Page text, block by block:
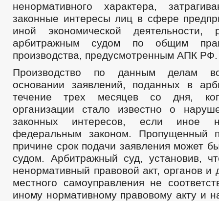
ненормативного характера,
законные интересы лиц в сфере
иной экономической деятельности,
арбитражным судом по общим
производства, предусмотренным АПК РФ.
Производство по данным делам
основании заявлений, поданных в
течение трех месяцев со дня,
организации стало известно о
законных интересов, если иное
федеральным законом. Пропущенный
причине срок подачи заявления может
судом. Арбитражный суд, установив,
ненормативный правовой акт, органов и
местного самоуправления не
иному нормативному правовому акту и